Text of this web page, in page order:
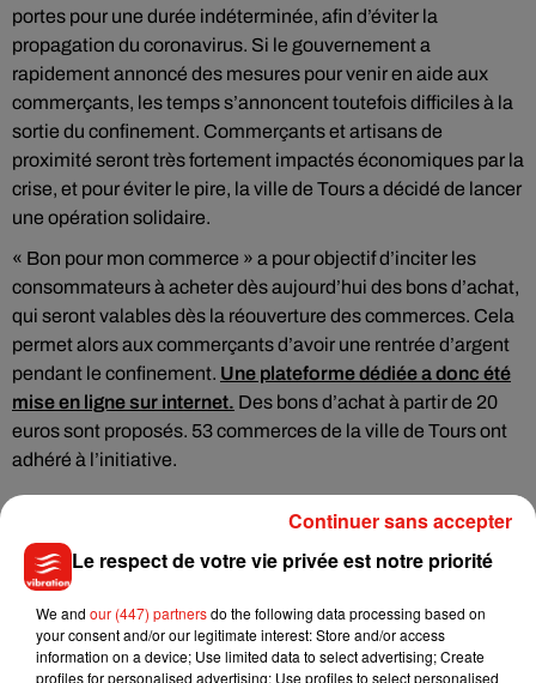
portes pour une durée indéterminée, afin d’éviter la
propagation du coronavirus. Si le gouvernement a
rapidement annoncé des mesures pour venir en aide aux
commerçants, les temps s’annoncent toutefois difficiles à la
sortie du confinement. Commerçants et artisans de
proximité seront très fortement impactés économiques par la
crise, et pour éviter le pire, la ville de Tours a décidé de lancer
une opération solidaire.
« Bon pour mon commerce » a pour objectif d’inciter les
consommateurs à acheter dès aujourd’hui des bons d’achat,
qui seront valables dès la réouverture des commerces. Cela
permet alors aux commerçants d’avoir une rentrée d’argent
pendant le confinement. Une plateforme dédiée a donc été
mise en ligne sur internet. Des bons d’achat à partir de 20
euros sont proposés. 53 commerces de la ville de Tours ont
adhéré à l’initiative.
Musique
Le respect de votre vie privée est notre priorité
We and our (447) partnersdo the following data processing based on
your consent and/or our legitimate interest: Store and/or access
information on a device; Use limited data to select advertising; Create
profiles for personalised advertising; Use profiles to select personalised
Continuer sans accepter